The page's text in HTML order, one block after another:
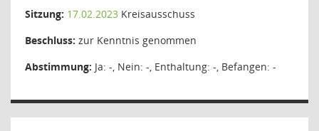
Sitzung: 17.02.2023 Kreisausschuss
Beschluss: zur Kenntnis genommen
Abstimmung: Ja: -, Nein: -, Enthaltung: -, Befangen: -